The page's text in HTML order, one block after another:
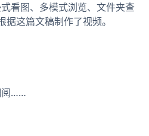
看图、多模式浏览、文件夹查
这篇文稿制作了视频。
阅……